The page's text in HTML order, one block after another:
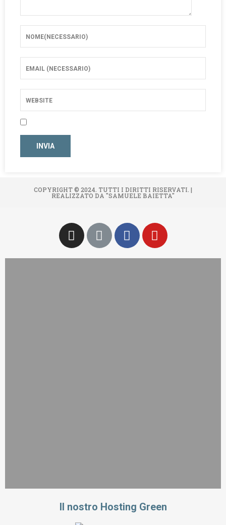
COPYRIGHT © 2024. TUTTI I DIRITTI RISERVATI. |
REALIZZATO DA "SAMUELE BAIETTA"
Il nostro Hosting Green